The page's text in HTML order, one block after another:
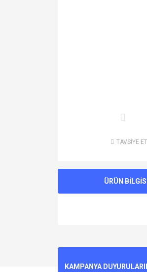
TAVSİYE ET
ÜRÜN
Ürün resmi kalitesiz,
KAMPANYA